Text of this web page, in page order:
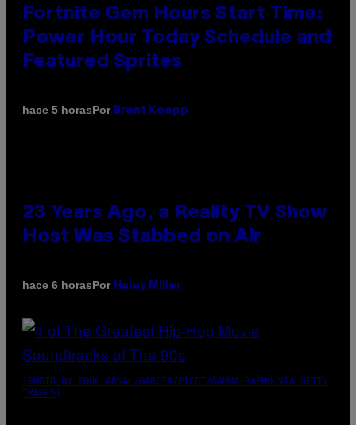
Fortnite Gem Hours Start Time:
Power Hour Today Schedule and
Featured Sprites
hace 5 horasPor Brent Koepp
23 Years Ago, a Reality TV Show
Host Was Stabbed on Air
hace 6 horasPor Haley Miller
(PHOTO BY POOL ARNAL/GARCIA/PICOT/GAMMA-RAPHO VIA GETTY
IMAGES)